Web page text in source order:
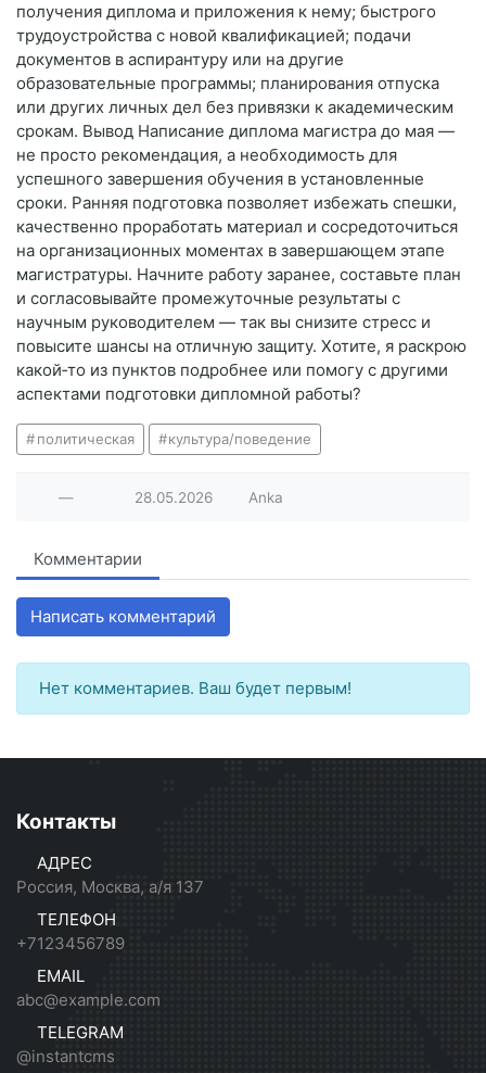
получения диплома и приложения к нему; быстрого
трудоустройства с новой квалификацией; подачи
документов в аспирантуру или на другие
образовательные программы; планирования отпуска
или других личных дел без привязки к академическим
срокам. Вывод Написание диплома магистра до мая —
не просто рекомендация, а необходимость для
успешного завершения обучения в установленные
сроки. Ранняя подготовка позволяет избежать спешки,
качественно проработать материал и сосредоточиться
на организационных моментах в завершающем этапе
магистратуры. Начните работу заранее, составьте план
и согласовывайте промежуточные результаты с
научным руководителем — так вы снизите стресс и
повысите шансы на отличную защиту. Хотите, я раскрою
какой‑то из пунктов подробнее или помогу с другими
аспектами подготовки дипломной работы?
политическая культура/поведение
— 28.05.2026 Anka
Комментарии
Написать комментарий
Нет комментариев. Ваш будет первым!
Контакты
АДРЕС
Россия, Москва, а/я 137
ТЕЛЕФОН
+7123456789
EMAIL
abc@example.com
TELEGRAM
@instantcms